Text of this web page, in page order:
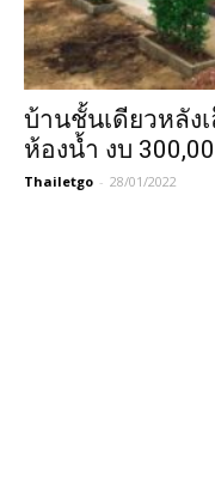
บ้านชั้นเดียวหลัง
ห้องน้ำ งบ
Thailetgo - 28/01/2022